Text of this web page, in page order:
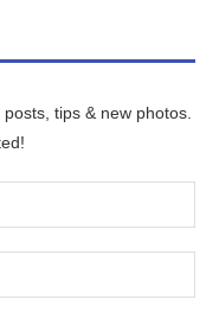
tips & new photos.